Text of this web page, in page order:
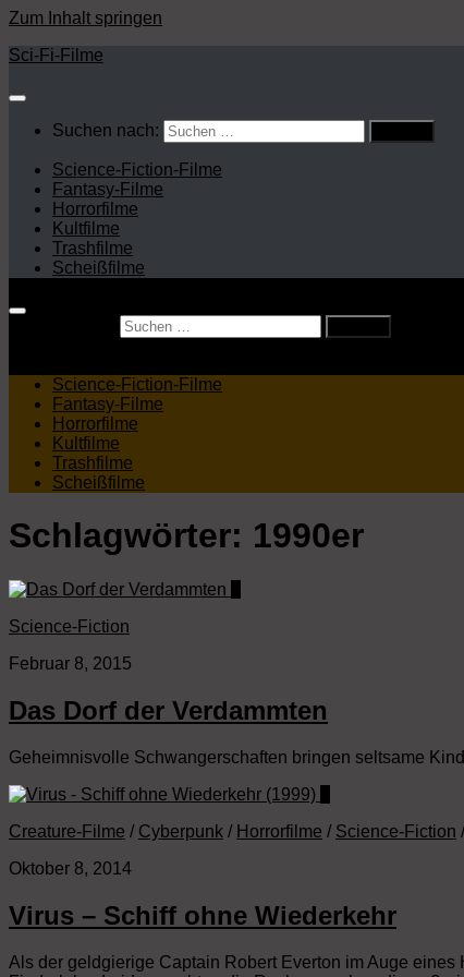
Zum Inhalt springen
Sci-Fi-Filme
Suchen nach:
Science-Fiction-Filme
Fantasy-Filme
Horrorfilme
Kultfilme
Trashfilme
Scheißfilme
Science-Fiction-Filme
Fantasy-Filme
Horrorfilme
Kultfilme
Trashfilme
Scheißfilme
Schlagwörter: 1990er
Science-Fiction
Februar 8, 2015
Das Dorf der Verdammten
Geheimnisvolle Schwangerschaften bringen seltsame
Creature-Filme / Cyberpunk / Horrorfilme / Science-Fiction /
Oktober 8, 2014
Virus – Schiff ohne Wiederkehr
Als der geldgierige Captain Robert Everton im Auge